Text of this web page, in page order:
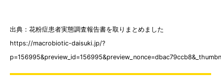
出典：花粉症患者実態調査報告書を取りまとめました
https://macrobiotic-daisuki.jp/?